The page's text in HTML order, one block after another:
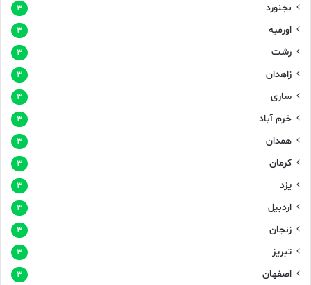
بجنورد ۳
اورمیه ۳
رشت ۳
زاهدان ۳
ساری ۳
خرم آباد ۳
همدان ۳
کرمان ۳
یزد ۳
اردبیل ۳
زنجان ۳
تبریز ۳
اصفهان ۳